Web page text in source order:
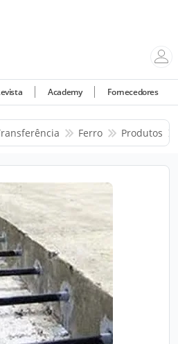
Academy Fornecedores
Ferro Produtos